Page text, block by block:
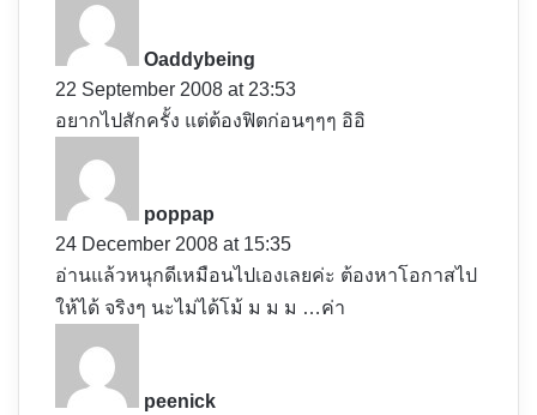
Oaddybeing
s
:
22 September 2008 at 23:53
อยากไปสักครั้ง แต่ต้องฟิตก่อนๆๆๆ อิอิ
poppap
s
:
24 December 2008 at 15:35
อ่านแล้วหนุกดีเหมือนไปเองเลยค่ะ ต้องหาโอกาสไป
ให้ได้ จริงๆ นะไม่ได้โม้ ม ม ม …ค่า
peenick